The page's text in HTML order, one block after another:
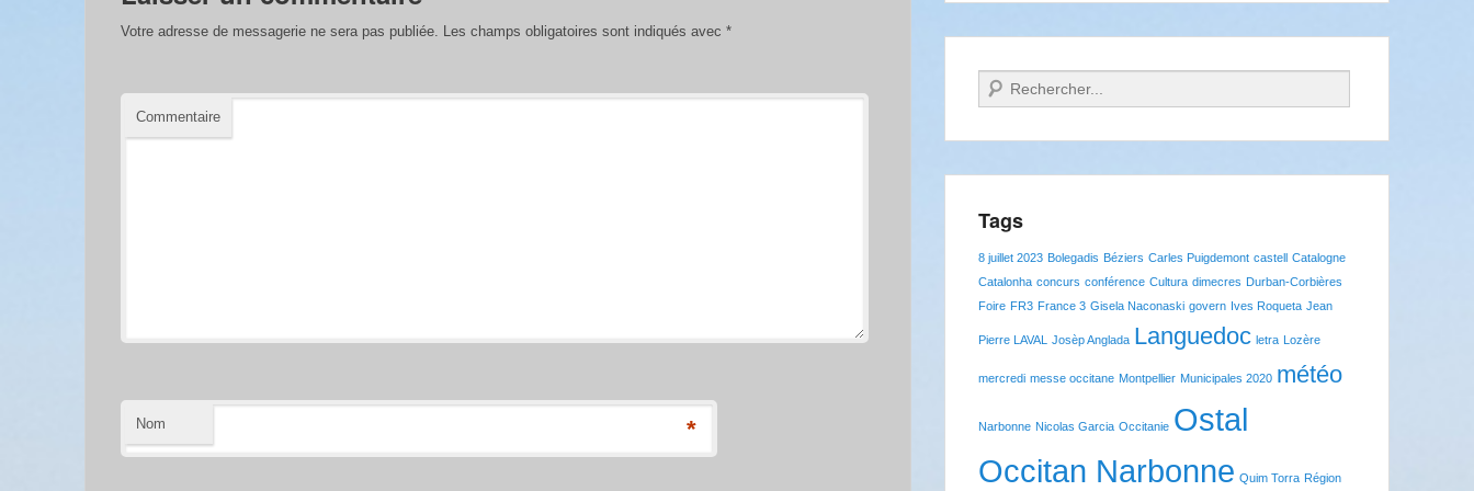
Votre adresse de messagerie ne sera pas publiée. Les champs obligatoires sont indiqués avec *
Commentaire
Nom *
Recherche
Tags
8 juillet 2023 Bolegadis Béziers Carles Puigdemont castell Catalogne
Catalonha concurs conférence Cultura dimecres Durban-Corbières
Foire FR3 France 3 Gisela Naconaski govern Ives Roqueta Jean
Pierre LAVAL Josèp Anglada Languedoc letra Lozère
mercredi messe occitane Montpellier Municipales 2020 météo
Narbonne Nicolas Garcia Occitanie Ostal
Occitan Narbonne Quim Torra Région